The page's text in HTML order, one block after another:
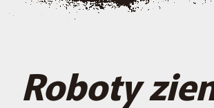
Roboty